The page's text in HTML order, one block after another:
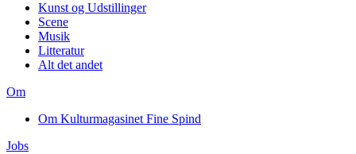
Kunst og Udstillinger
Scene
Musik
Litteratur
Alt det andet
Om
Om Kulturmagasinet Fine Spind
Jobs